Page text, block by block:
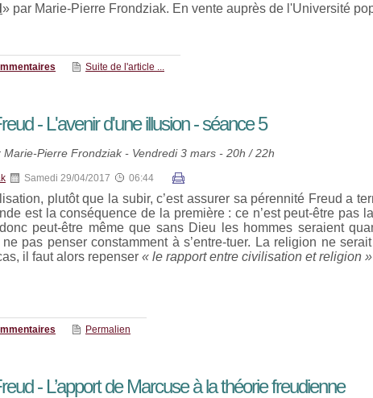
» par Marie-Pierre Frondziak. En vente auprès de l'Université
Suite de l'article ...
- L'avenir d'une illusion - séance 5
Pierre Frondziak - Vendredi 3 mars - 20h / 22h
Samedi 29/04/2017 06:44
plutôt que la subir, c’est assurer sa pérennité Freud a
est la conséquence de la première : ce n’est peut-être pas
peut-être même que sans Dieu les hommes seraient
pas penser constamment à s’entre-tuer. La religion ne
il faut alors repenser « le rapport entre civilisation et religion »
Permalien
- L’apport de Marcuse à la théorie freudienne